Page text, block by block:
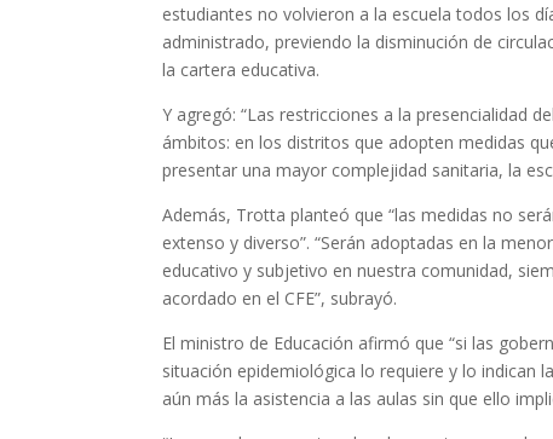
estudiantes no volvieron a la escuela todos los
administrado, previendo la disminución de
la cartera educativa.
Y agregó: “Las restricciones a la presencialidad
ámbitos: en los distritos que adopten medidas
presentar una mayor complejidad sanitaria, la
Además, Trotta planteó que “las medidas no
extenso y diverso”. “Serán adoptadas en la
educativo y subjetivo en nuestra comunidad,
acordado en el CFE”, subrayó.
El ministro de Educación afirmó que “si las
situación epidemiológica lo requiere y lo indican
aún más la asistencia a las aulas sin que ello